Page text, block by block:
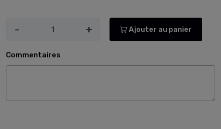
- + Ajouter au panier
Commentaires